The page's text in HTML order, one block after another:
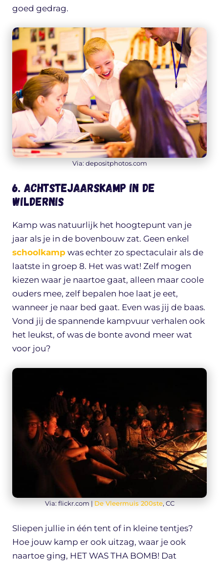
goed gedrag.
Via: depositphotos.com
6. Achtstejaarskamp in de
wildernis
Kamp was natuurlijk het hoogtepunt van je
jaar als je in de bovenbouw zat. Geen enkel
schoolkamp was echter zo spectaculair als de
laatste in groep 8. Het was wat! Zelf mogen
kiezen waar je naartoe gaat, alleen maar coole
ouders mee, zelf bepalen hoe laat je eet,
wanneer je naar bed gaat. Even was jij de baas.
Vond jij de spannende kampvuur verhalen ook
het leukst, of was de bonte avond meer wat
voor jou?
Via: flickr.com | De Vleermuis 200ste, CC
Sliepen jullie in één tent of in kleine tentjes?
Hoe jouw kamp er ook uitzag, waar je ook
naartoe ging, HET WAS THA BOMB! Dat